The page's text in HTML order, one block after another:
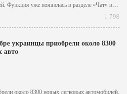
Функция уже появилась в разделе «Чат» в
пользователей iOS и Android.
1 798
украинцы приобрели около 8300
авто
около 8300 новых легковых автомобилей.